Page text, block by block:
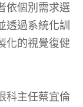
依個別需求選
透過系統化訓
化的視覺復健
科主任蔡宜倫